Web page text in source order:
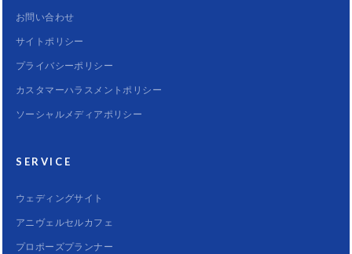
お問い合わせ
サイトポリシー
プライバシーポリシー
カスタマーハラスメントポリシー
ソーシャルメディアポリシー
SERVICE
ウェディングサイト
アニヴェルセルカフェ
プロポーズプランナー